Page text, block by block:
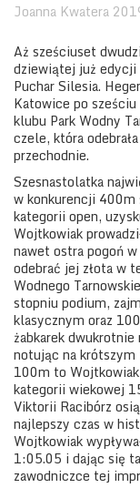
Joanna Kwatera
Aż sześciuset
dziewiątej już edycji
Puchar Silesia.
Katowice po
klubu Park Wodny
czele, która
przechodnie.
Szesnastolatka
w konkurencji
kategorii open,
Wojtkowiak
nawet ostra pogoń
odebrać jej złota w
Wodnego
stopniu podium,
klasycznym oraz
żabkarek dwukrotnie
notując na
100m to
kategorii wiekowej
Viktorii Racibórz
najlepszy czas w
Wojtkowiak
1:05.05 i dając się
zawodniczce tej